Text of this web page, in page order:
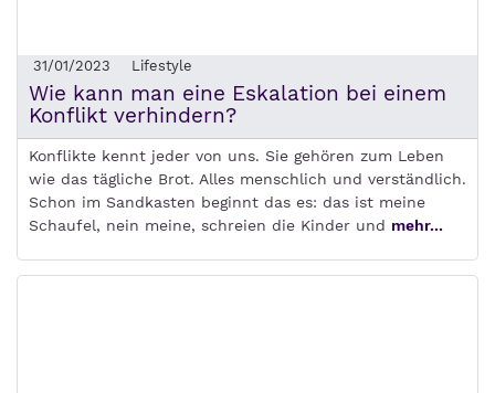
31/01/2023 Lifestyle
Wie kann man eine Eskalation bei einem
Konflikt verhindern?
Konflikte kennt jeder von uns. Sie gehören zum Leben
wie das tägliche Brot. Alles menschlich und verständlich.
Schon im Sandkasten beginnt das es: das ist meine
Schaufel, nein meine, schreien die Kinder und mehr...